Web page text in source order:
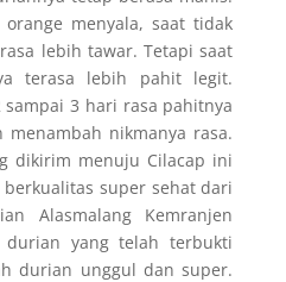
menyala, saat tidak
lebih tawar. Tetapi saat
terasa lebih pahit legit.
3 hari rasa pahitnya
nikmanya rasa.
dikirim menuju Cilacap ini
super sehat dari
Alasmalang Kemranjen
durian yang telah terbukti
durian unggul dan super.